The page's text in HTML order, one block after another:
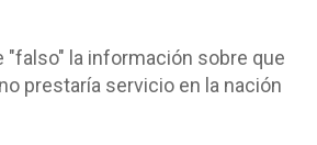
"falso" la información sobre que
prestaría servicio en la nación